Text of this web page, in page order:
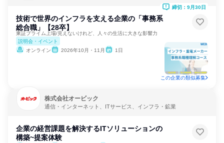
技術で世界のインフラを支える企業の「事務系
総合職」【28卒】
東証プライム上場/見えないけれど、人々の生活に大きな影響力
説明会・イベント
オンライン
2026年10月・11月 1日
締切：9月30日
この企業の類似募集
株式会社オービック
通信・インターネット、ITサービス、インフラ・鉱業
企業の経営課題を解決するITソリューションの
構築~提案体験